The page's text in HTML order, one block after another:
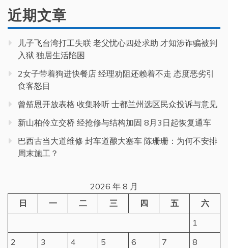
近期文章
儿子飞台湾打工失联 老父忧心四处求助 才知涉诈骗被判
入狱 独居生活陷困
2女子带着狗进快餐店 经理劝阻还赖着不走 态度恶劣引
食客怒目
曾笳恩开放表格 收集聆听 士都兰州选区民众投诉与意见
新山柏伶立交桥 经抢修与结构加固 8月3日起恢复通车
巴西古当大道维修 封车道酿大塞车 陈珊珊：为何不安排
周末施工？
2026 年 8 月
日
一 二 三 四 五
六
1
2
3 4 5 6 7
8